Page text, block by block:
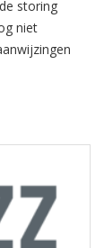
storing
niet